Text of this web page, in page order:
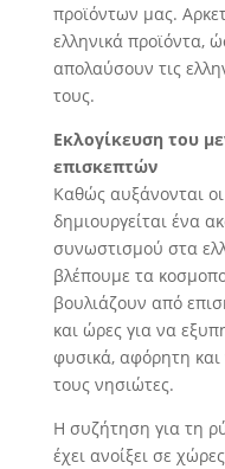
προϊόντων μας.
ελληνικά προϊόντα,
απολαύσουν τις
τους.
Εκλογίκευση του
επισκεπτών
Καθώς αυξάνονται
δημιουργείται ένα
συνωστισμού στα
βλέπουμε τα
βουλιάζουν από
και ώρες για να
φυσικά, αφόρητη και
τους νησιώτες.
Η συζήτηση για τη
έχει ανοίξει σε